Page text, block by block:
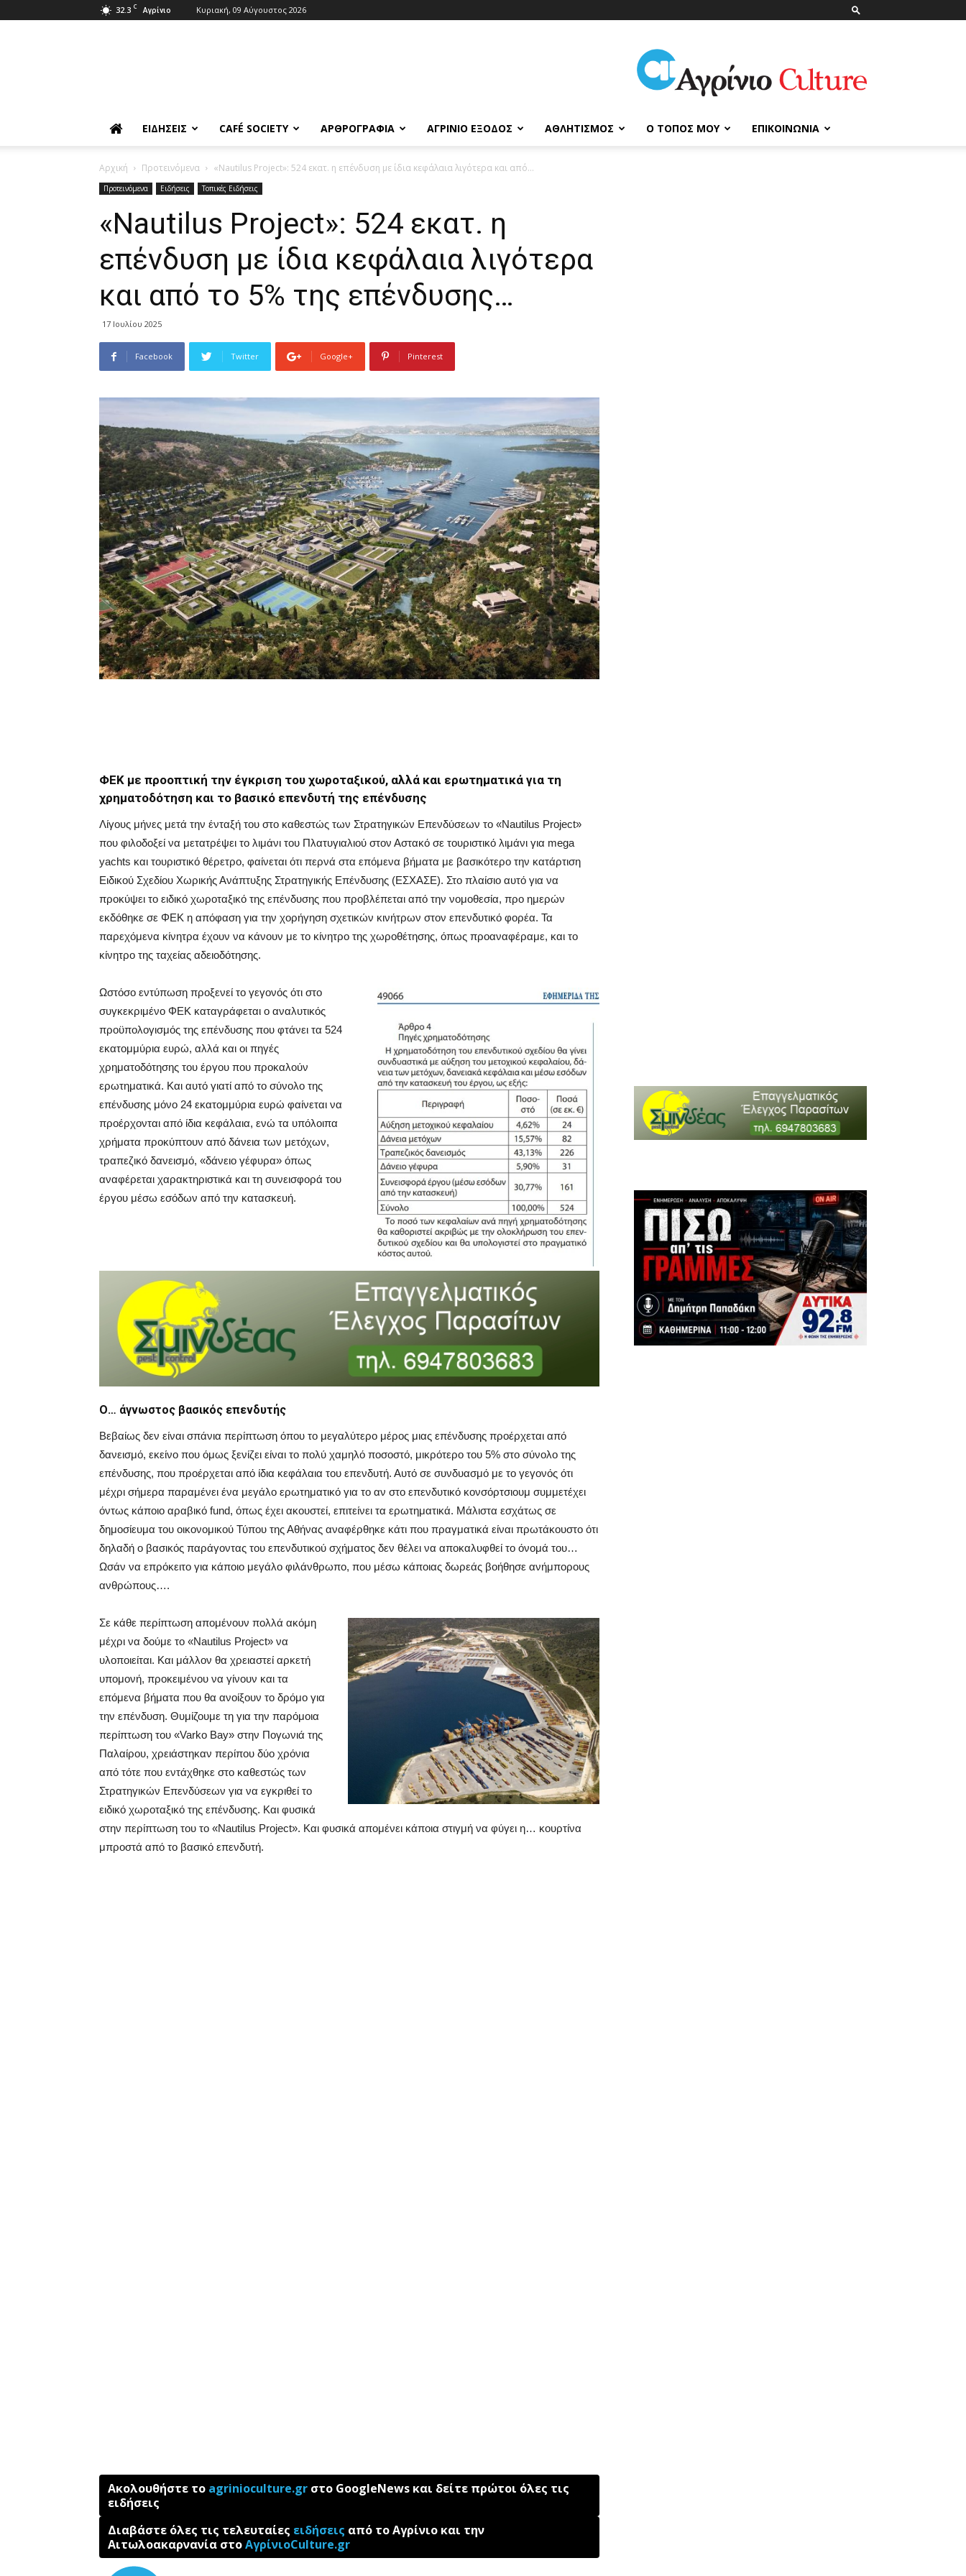
32.3 C Αγρίνιο Κυριακή, 09 Αύγουστος 2026
ΑγρίνιοCulture
ΕΙΔΉΣΕΙΣ CAFÉ SOCIETY ΑΡΘΡΟΓΡΑΦΊΑ ΑΓΡΊΝΙΟ ΈΞΟΔΟΣ ΑΘΛΗΤΙΣΜΌΣ Ο ΤΌΠΟΣ ΜΟΥ ΕΠΙΚΟΙΝΩΝΊΑ
Αρχική Προτεινόμενα «Νautilus Project»: 524 εκατ. η επένδυση με ίδια κεφάλαια λιγότερα και από...
Προτεινόμενα Ειδήσεις Τοπικές Ειδήσεις
«Νautilus Project»: 524 εκατ. η
επένδυση με ίδια κεφάλαια λιγότερα
και από το 5% της επένδυσης…
17 Ιουλίου 2025
Facebook Twitter Google+ Pinterest
ΦΕΚ με προοπτική την έγκριση του χωροταξικού, αλλά και ερωτηματικά για τη
χρηματοδότηση και το βασικό επενδυτή της επένδυσης
Λίγους μήνες μετά την ένταξή του στο καθεστώς των Στρατηγικών Επενδύσεων το «Νautilus Project»
που φιλοδοξεί να μετατρέψει το λιμάνι του Πλατυγιαλιού στον Αστακό σε τουριστικό λιμάνι για mega
yachts και τουριστικό θέρετρο, φαίνεται ότι περνά στα επόμενα βήματα με βασικότερο την κατάρτιση
Ειδικού Σχεδίου Χωρικής Ανάπτυξης Στρατηγικής Επένδυσης (ΕΣΧΑΣΕ). Στο πλαίσιο αυτό για να
προκύψει το ειδικό χωροταξικό της επένδυσης που προβλέπεται από την νομοθεσία, προ ημερών
εκδόθηκε σε ΦΕΚ η απόφαση για την χορήγηση σχετικών κινήτρων στον επενδυτικό φορέα. Τα
παρεχόμενα κίνητρα έχουν να κάνουν με το κίνητρο της χωροθέτησης, όπως προαναφέραμε, και το
κίνητρο της ταχείας αδειοδότησης.
Ωστόσο εντύπωση προξενεί το γεγονός ότι στο
συγκεκριμένο ΦΕΚ καταγράφεται ο αναλυτικός
προϋπολογισμός της επένδυσης που φτάνει τα 524
εκατομμύρια ευρώ, αλλά και οι πηγές
χρηματοδότησης του έργου που προκαλούν
ερωτηματικά. Και αυτό γιατί από το σύνολο της
επένδυσης μόνο 24 εκατομμύρια ευρώ φαίνεται να
προέρχονται από ίδια κεφάλαια, ενώ τα υπόλοιπα
χρήματα προκύπτουν από δάνεια των μετόχων,
τραπεζικό δανεισμό, «δάνειο γέφυρα» όπως
αναφέρεται χαρακτηριστικά και τη συνεισφορά του
έργου μέσω εσόδων από την κατασκευή.
Ο… άγνωστος βασικός επενδυτής
Βεβαίως δεν είναι σπάνια περίπτωση όπου το μεγαλύτερο μέρος μιας επένδυσης προέρχεται από
δανεισμό, εκείνο που όμως ξενίζει είναι το πολύ χαμηλό ποσοστό, μικρότερο του 5% στο σύνολο της
επένδυσης, που προέρχεται από ίδια κεφάλαια του επενδυτή. Αυτό σε συνδυασμό με το γεγονός ότι
μέχρι σήμερα παραμένει ένα μεγάλο ερωτηματικό για το αν στο επενδυτικό κονσόρτσιουμ συμμετέχει
όντως κάποιο αραβικό fund, όπως έχει ακουστεί, επιτείνει τα ερωτηματικά. Μάλιστα εσχάτως σε
δημοσίευμα του οικονομικού Τύπου της Αθήνας αναφέρθηκε κάτι που πραγματικά είναι πρωτάκουστο ότι
δηλαδή ο βασικός παράγοντας του επενδυτικού σχήματος δεν θέλει να αποκαλυφθεί το όνομά του…
Ωσάν να επρόκειτο για κάποιο μεγάλο φιλάνθρωπο, που μέσω κάποιας δωρεάς βοήθησε ανήμπορους
ανθρώπους….
Σε κάθε περίπτωση απoμένουν πολλά ακόμη
μέχρι να δούμε το «Νautilus Project» να
υλοποιείται. Και μάλλον θα χρειαστεί αρκετή
υπομονή, προκειμένου να γίνουν και τα
επόμενα βήματα που θα ανοίξουν το δρόμο για
την επένδυση. Θυμίζουμε τη για την παρόμοια
περίπτωση του «Varko Bay» στην Πογωνιά της
Παλαίρου, χρειάστηκαν περίπου δύο χρόνια
από τότε που εντάχθηκε στο καθεστώς των
Στρατηγικών Επενδύσεων για να εγκριθεί το
ειδικό χωροταξικό της επένδυσης. Και φυσικά
στην περίπτωση του το «Νautilus Project». Και φυσικά απομένει κάποια στιγμή να φύγει η… κουρτίνα
μπροστά από το βασικό επενδυτή.
Ακολουθήστε το agrinioculture.gr στο GoogleNews και δείτε πρώτοι όλες τις
ειδήσεις
Διαβάστε όλες τις τελευταίες ειδήσεις από το Αγρίνιο και την
Αιτωλοακαρνανία στοΑγρίνιοCulture.gr